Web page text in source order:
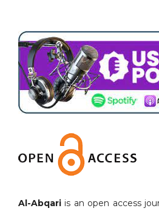
Al-Abqari is an open access